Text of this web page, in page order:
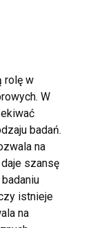
rolę w
W
badań.
na
szansę
istnieje
na